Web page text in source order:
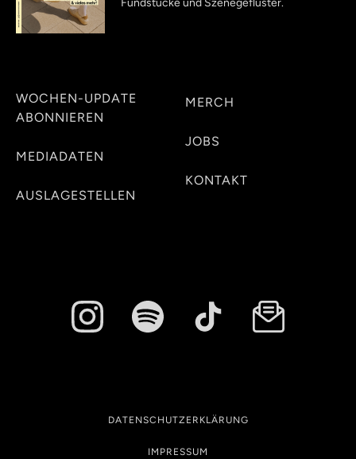
Fundstücke und Szenegeflüster.
WOCHEN-UPDATE
ABONNIEREN
MEDIADATEN
AUSLAGESTELLEN
MERCH
JOBS
KONTAKT
DATENSCHUTZERKLÄRUNG
IMPRESSUM